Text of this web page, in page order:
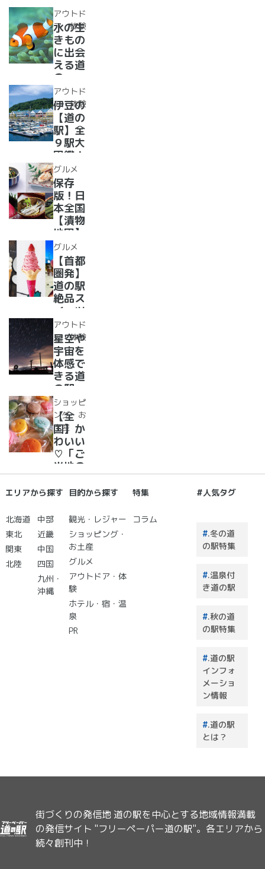
選！あ
った
か、湯
ったり
道の駅
レー大
集合！
道の駅
で食べ
られる
人気ダ
ムカレ
ー28
選
アウトド
ア・体験
水の生
きもの
に出会
える道
の
駅??〜
水族館
がある
道の駅
１０
選〜
【全
国】
アウトド
ア・体験
伊豆の
【道の
駅】全
９駅大
図鑑！
2022
年最新
グル
メ・お
土産を
まとめ
てご紹
介！＋
愛犬の
駅
グルメ
保存
版！日
本全国
【漬物
地図】
付き！
道の駅
で「ご
当地お
漬物」
めぐり
グルメ
【首都
圏発】
道の駅
絶品ス
イーツ
37
選！人
気のソ
フトク
リー
ム・ジ
ェラー
ト大集
合！
アウトド
ア・体験
星空や
宇宙を
体感で
きる道
の駅
道の駅
で夜空
に癒さ
れ/星
に願い
☆彡
ショッピ
ング・お
土産
【全
国】か
わいい
♡「ご
当地の
お土
産」が
道の駅
２０
選 道
の駅で
買うも
のはこ
れで決
まり！
エリアから探す
北海道
東北
関東
北陸
中部
近畿
中国
四国
九州・
沖縄
目的から探す
観光・レジャー
ショッピング・
お土産
グルメ
アウトドア・体
験
ホテル・宿・温
泉
PR
特集
コラム
#人気タグ
.冬の道
の駅特集
.温泉付
き道の駅
.秋の道
の駅特集
.道の駅
インフォ
メーショ
ン情報
.道の駅
とは？
街づくりの発信地 道の駅を中心とする地域情報満載
の発信サイト "フリーペーパー道の駅"。各エリアから
続々創刊中！